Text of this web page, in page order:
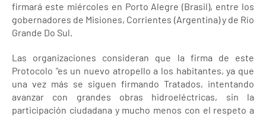
firmará este miércoles en Porto Alegre (Brasil), entre los
gobernadores de Misiones, Corrientes (Argentina) y de Río
Grande Do Sul.
Las organizaciones consideran que la firma de este
Protocolo "es un nuevo atropello a los habitantes, ya que
una vez más se siguen firmando Tratados, intentando
avanzar con grandes obras hidroeléctricas, sin la
participación ciudadana y mucho menos con el respeto a